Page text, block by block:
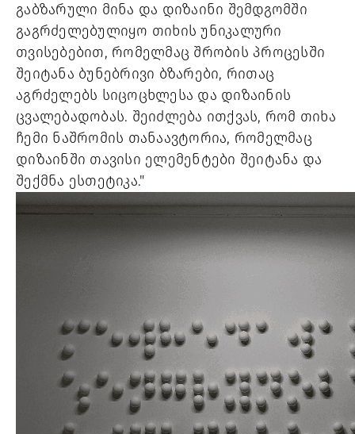
გაბზარული მინა და დიზაინი შემდგომში
გაგრძელებულიყო თიხის უნიკალური
თვისებებით, რომელმაც შრობის პროცესში
შეიტანა ბუნებრივი ბზარები, რითაც
აგრძელებს სიცოცხლესა და დიზაინის
ცვალებადობას. შეიძლება ითქვას, რომ თიხა
ჩემი ნაშრომის თანაავტორია, რომელმაც
დიზაინში თავისი ელემენტები შეიტანა და
შექმნა ესთეტიკა."